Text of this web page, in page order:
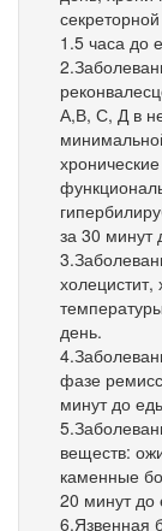
1.5 часа до
А,В, С, Д в
за 30 минут
холецистит,
день.
фазе
минут до
веществ:
каменные
20 минут до
6.Язвенная